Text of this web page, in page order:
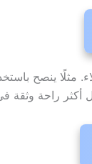
مثلًا ينصح
أكثر راحة وثقة